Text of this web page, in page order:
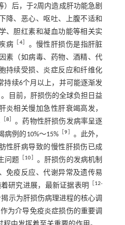
）后，于2周内造成肝功能急剧
降、恶心、呕吐、上腹不适和
、胆红素和凝血功能等相关实
病
4］ 。慢性肝损伤是指肝脏
素（如病毒、药物、酒精、代
持续受损、炎症反应和纤维化
持续6个月以上，并可能逐渐发
。目前，肝损伤的全球负担日益
炎相关慢加急性肝衰竭高发，
8
。药物性肝损伤发病率呈逐
例的10%～15% ［9
。此外，
性肝病导致的慢性肝损伤已成
问题
10
。肝损伤的发病机制
免疫反应、代谢异常及遗传易
研究进展，最新证据表明 12-
示为肝损伤病理进程的核心调
为介导免疫炎症损伤的重要调